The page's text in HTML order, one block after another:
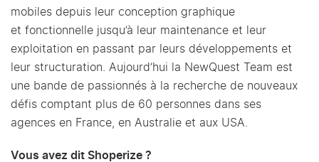
mobiles depuis leur conception graphique
et fonctionnelle jusqu’à leur maintenance et leur
exploitation en passant par leurs développements et
leur structuration. Aujourd’hui la NewQuest Team est
une bande de passionnés à la recherche de nouveaux
défis comptant plus de 60 personnes dans ses
agences en France, en Australie et aux USA.
Vous avez dit Shoperize ?